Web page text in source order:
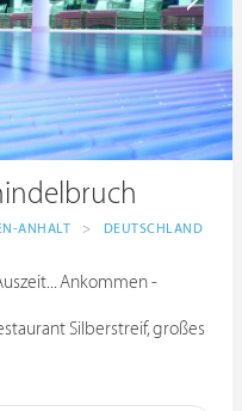
ANHALT > DEUTSCHLAND
Ankommen -
Silberstreif, großes